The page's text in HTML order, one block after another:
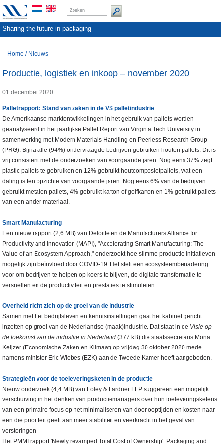
Sharing the future in packaging
Home / Nieuws
Productie, logistiek en inkoop – november 2020
01 december 2020
Palletrapport: Stand van zaken in de VS palletindustrie
De Amerikaanse marktontwikkelingen in het gebruik van pallets worden
geanalyseerd in het jaarlijkse Pallet Report van Virginia Tech University in
samenwerking met Modern Materials Handling en Peerless Research Group
(PRG). Bijna alle (94%) ondervraagde bedrijven gebruiken houten pallets. Dit is
vrij consistent met de onderzoeken van voorgaande jaren. Nog eens 37% zegt
plastic pallets te gebruiken en 12% gebruikt houtcomposietpallets, wat een
daling is ten opzichte van voorgaande jaren. Nog eens 6% van de bedrijven
gebruikt metalen pallets, 4% gebruikt karton of golfkarton en 1% gebruikt pallets
van een ander materiaal.
Smart Manufacturing
Een nieuw rapport (2,6 MB) van Deloitte en de Manufacturers Alliance for
Productivity and Innovation (MAPI), "Accelerating Smart Manufacturing: The
Value of an Ecosystem Approach," onderzoekt hoe slimme productie initiatieven
mogelijk zijn beïnvloed door COVID-19. Het stelt een ecosysteembenadering
voor om bedrijven te helpen op koers te blijven, de digitale transformatie te
versnellen en de productiviteit en prestaties te stimuleren.
Overheid richt zich op de groei van de industrie
Samen met het bedrijfsleven en kennisinstellingen gaat het kabinet gericht
inzetten op groei van de Nederlandse (maak)industrie. Dat staat in de Visie op
de toekomst van de industrie in Nederland (377 kB) die staatssecretaris Mona
Keijzer (Economische Zaken en Klimaat) op vrijdag 30 oktober 2020 mede
namens minister Eric Wiebes (EZK) aan de Tweede Kamer heeft aangeboden.
Strategieën voor de toeleveringsketen in de productie
Nieuw onderzoek (4,4 MB) van Foley & Lardner LLP suggereert een mogelijk
verschuiving in het denken van productiemanagers over hun toeleveringsketens:
van een primaire focus op het minimaliseren van doorlooptijden en kosten naar
een die prioriteit geeft aan meer stabiliteit en veerkracht in het geval van
verstoringen.
Het PMMI rapport 'Newly revamped Total Cost of Ownership': Packaging and